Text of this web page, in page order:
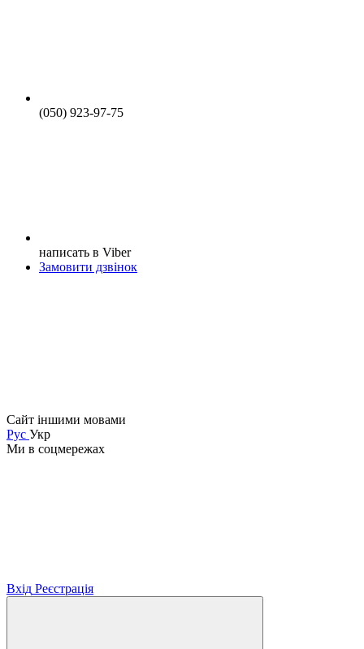
(050) 923-97-75
написать в Viber
Замовити дзвінок
Сайт іншими мовами
Рус Укр
Ми в соцмережах
Вхід Реєстрація